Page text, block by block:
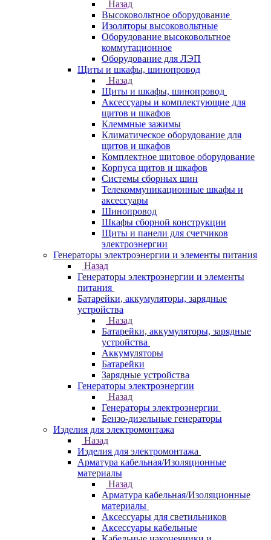
Назад
Высоковольтное оборудование
Изоляторы высоковольтные
Оборудование высоковольтное
коммутационное
Оборудование для ЛЭП
Щиты и шкафы, шинопровод
Назад
Щиты и шкафы, шинопровод
Аксессуары и комплектующие для
щитов и шкафов
Клеммные зажимы
Климатическое оборудование для
щитов и шкафов
Комплектное щитовое оборудование
Корпуса щитов и шкафов
Системы сборных шин
Телекоммуникационные шкафы и
аксессуары
Шинопровод
Шкафы сборной конструкции
Щиты и панели для счетчиков
электроэнергии
Генераторы электроэнергии и элементы питания
Назад
Генераторы электроэнергии и элементы
питания
Батарейки, аккумуляторы, зарядные
устройства
Назад
Батарейки, аккумуляторы, зарядные
устройства
Аккумуляторы
Батарейки
Зарядные устройства
Генераторы электроэнергии
Назад
Генераторы электроэнергии
Бензо-дизельные генераторы
Изделия для электромонтажа
Назад
Изделия для электромонтажа
Арматура кабельная/Изоляционные
материалы
Назад
Арматура кабельная/Изоляционные
материалы
Аксессуары для светильников
Аксессуары кабельные